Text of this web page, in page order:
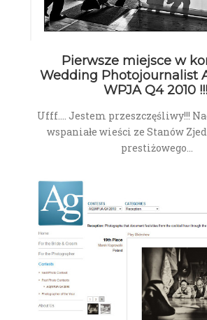
Pierwsze miejsce w
Wedding Photojournalist
WPJA Q4 2010
Ufff.... Jestem przeszczęśliwy!!!
wspaniałe wieści ze Stanów
prestiżowego…